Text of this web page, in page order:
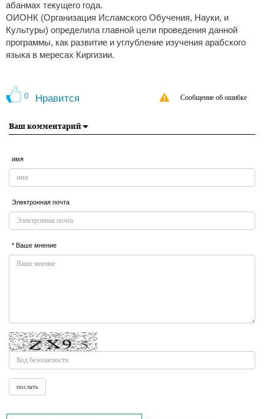
абанмах текущего года.
ОИОНК (Организация Исламского Обучения, Науки, и
Культуры) определила главной цели проведения данной
программы, как развитие и углубление изучения арабского
языка в мересах Киргизии.
0 Нравится Сообщение об ошибке
Ваш комментарий
имя
Электронная почта
* Ваше мнение